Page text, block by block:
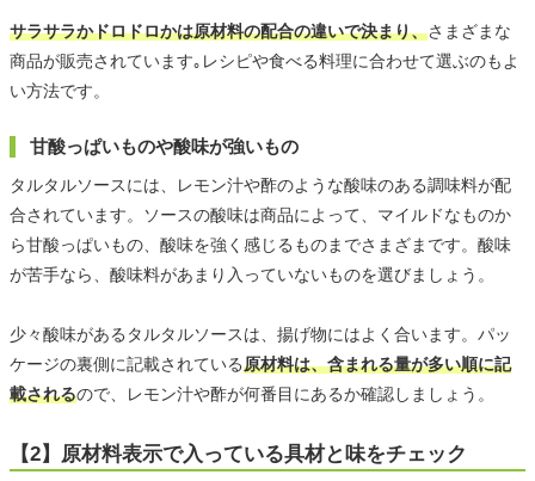
サラサラかドロドロかは原材料の配合の違いで決まり、さまざまな
商品が販売されています｡レシピや食べる料理に合わせて選ぶのもよ
い方法です。
甘酸っぱいものや酸味が強いもの
タルタルソースには、レモン汁や酢のような酸味のある調味料が配
合されています。ソースの酸味は商品によって、マイルドなものか
ら甘酸っぱいもの、酸味を強く感じるものまでさまざまです。酸味
が苦手なら、酸味料があまり入っていないものを選びましょう。
少々酸味があるタルタルソースは、揚げ物にはよく合います。パッ
ケージの裏側に記載されている原材料は、含まれる量が多い順に記
載されるので、レモン汁や酢が何番目にあるか確認しましょう。
【2】原材料表示で入っている具材と味をチェック